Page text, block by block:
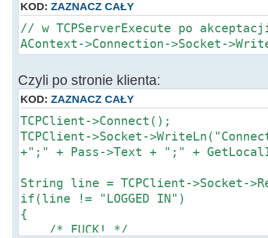
if(login ==
Uzytkownik[i].get_pass())
{
// Jak zwrócić
MemoZdarzenia->Lines-
Uzytkownik[i].get_name() + ",
break;
}
i++;
}
}
}
--------------------
KOD: ZAZNACZ CAŁY
// w TCPServerExecute po
AContext->Connection->Socket-
Czyli po stronie klienta:
KOD: ZAZNACZ CAŁY
TCPClient->Connect();
TCPClient->Socket-
+";" + Pass->Text + ";" +
String line = TCPClient->Socket-
if(line != "LOGGED IN")
{
/* FUCK! */